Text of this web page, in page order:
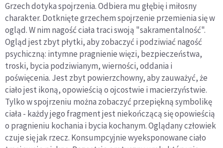
Grzech dotyka spojrzenia. Odbiera mu głębię i miłosny
charakter. Dotknięte grzechem spojrzenie przemienia się w
ogląd. W nim nagość ciała traci swoją "sakramentalność".
Ogląd jest zbyt płytki, aby zobaczyć i podziwiać nagość
psychiczną: intymne pragnienie więzi, bezpieczeństwa,
troski, bycia podziwianym, wierności, oddania i
poświęcenia. Jest zbyt powierzchowny, aby zauważyć, że
ciało jest ikoną, opowieścią o ojcostwie i macierzyństwie.
Tylko w spojrzeniu można zobaczyć przepiękną symbolikę
ciała - każdy jego fragment jest niekończącą się opowieścią
o pragnieniu kochania i bycia kochanym. Oglądany człowiek
czuje się jak rzecz. Konsumpcyjnie wyeksponowane ciało